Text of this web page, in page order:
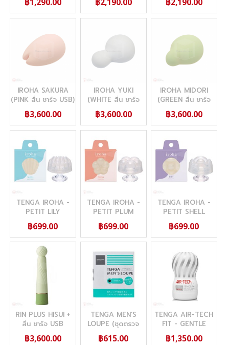
IROHA SAKURA
(PINK สั่น ชาร์จ USB)
฿3,600.00
IROHA YUKI
(WHITE สั่น ชาร์จ
USB)
฿3,600.00
IROHA MIDORI
(GREEN สั่น ชาร์จ
USB))
฿3,600.00
TENGA IROHA -
PETIT LILY
฿699.00
TENGA IROHA -
PETIT PLUM
฿699.00
TENGA IROHA -
PETIT SHELL
฿699.00
RIN PLUS HISUI +
สั่น ชาร์จ USB
฿3,600.00
TENGA MEN’S
LOUPE (ชุดตรวจ
สเปิร์ม)
฿615.00
TENGA AIR-TECH
FIT - GENTLE
฿1,350.00